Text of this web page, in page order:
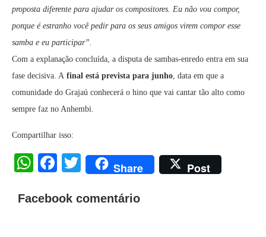
proposta diferente para ajudar os compositores. Eu não vou compor,
porque é estranho você pedir para os seus amigos virem compor esse
samba e eu participar”.
Com a explanação concluída, a disputa de sambas-enredo entra em sua
fase decisiva. A final está prevista para junho, data em que a
comunidade do Grajaú conhecerá o hino que vai cantar tão alto como
sempre faz no Anhembi.
Compartilhar isso:
WhatsApp
Facebook
Twitter
Share Post
Facebook comentário